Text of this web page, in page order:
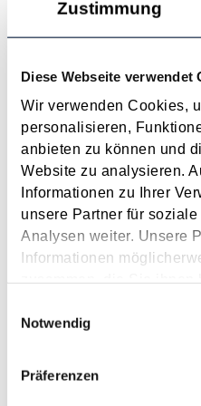
Zustimmung
Diese Webseite verwendet
Wir verwenden Cookies,
personalisieren,
anbieten zu können und
Website zu analysieren.
Informationen zu Ihrer
unsere Partner für
Analysen weiter. Unsere
Informationen
zusammen, die Sie
haben.
Notwendig
Präferenzen
März 2019
bestimmte
Österreich wurden im Sinne...
Langtext
empfehlen
Kurz-Info: Zusätzliche
Steuerpflichtige bei der
Quellensteuern
März 2019
Kommt es im Rahmen der
Österreich nach
Quellensteuerabzug - etwa
die endgültige